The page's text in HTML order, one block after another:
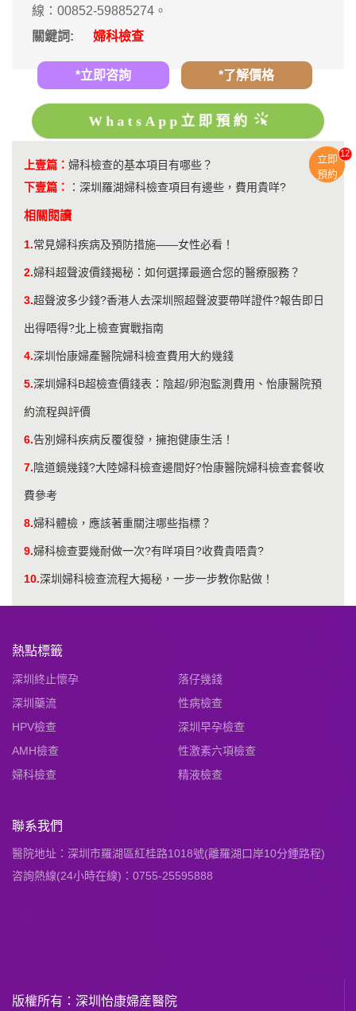
線：00852-59885274。
關鍵詞:
婦科檢查
*立即咨詢 *了解價格
WhatsApp立即預約
上壹篇： 婦科檢查的基本項目有哪些？
下壹篇：
： 深圳羅湖婦科檢查項目有邊些，費用貴咩?
相關閱讀
1.常見婦科疾病及預防措施——女性必看！
2.婦科超聲波價錢揭秘：如何選擇最適合您的醫療服務？
3.超聲波多少錢?香港人去深圳照超聲波要帶咩證件?報告即日
出得唔得?北上檢查實戰指南
4.深圳怡康婦產醫院婦科檢查費用大約幾錢
5.​深圳婦科B超檢查價錢表：陰超/卵泡監測費用、怡康醫院預
約流程與評價
6.告別婦科疾病反覆復發，擁抱健康生活！
7.陰道鏡幾錢?大陸婦科檢查邊間好?怡康醫院婦科檢查套餐收
費參考
8.婦科體檢，應該著重關注哪些指標？
9.婦科檢查要幾耐做一次?有咩項目?收費貴唔貴?
10.深圳婦科檢查流程大揭秘，一步一步教你點做！
熱點標籤
深圳終止懷孕
落仔幾錢
深圳藥流
性病檢查
HPV檢查
深圳早孕檢查
AMH檢查
性激素六項檢查
婦科檢查
精液檢查
聯系我們
醫院地址：深圳市羅湖區紅桂路1018號(離羅湖口岸10分鍾路程)
咨詢熱線(24小時在線)：0755-25595888
版權所有：深圳怡康婦産醫院
立即
預約
12